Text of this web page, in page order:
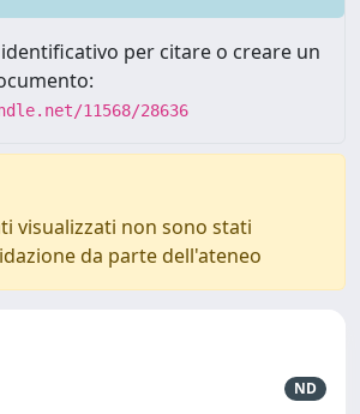
per citare o creare un
11568/28636
visualizzati non sono stati
da parte dell'ateneo
ND